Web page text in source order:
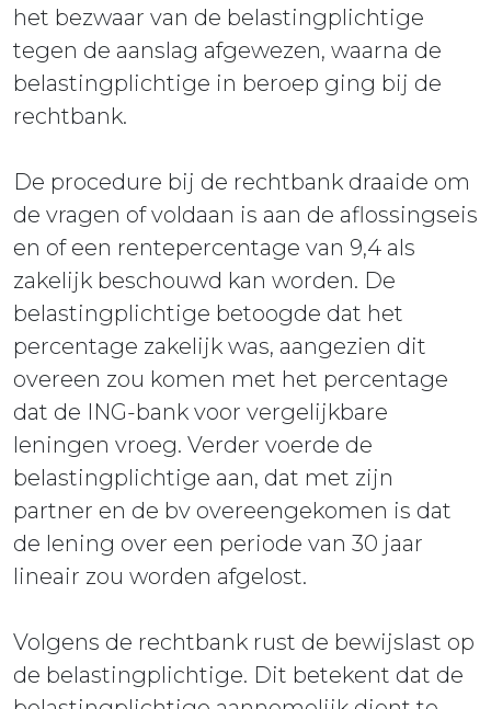
het bezwaar van de belastingplichtige
tegen de aanslag afgewezen, waarna de
belastingplichtige in beroep ging bij de
rechtbank.
De procedure bij de rechtbank draaide om
de vragen of voldaan is aan de aflossingseis
en of een rentepercentage van 9,4 als
zakelijk beschouwd kan worden. De
belastingplichtige betoogde dat het
percentage zakelijk was, aangezien dit
overeen zou komen met het percentage
dat de ING-bank voor vergelijkbare
leningen vroeg. Verder voerde de
belastingplichtige aan, dat met zijn
partner en de bv overeengekomen is dat
de lening over een periode van 30 jaar
lineair zou worden afgelost.
Volgens de rechtbank rust de bewijslast op
de belastingplichtige. Dit betekent dat de